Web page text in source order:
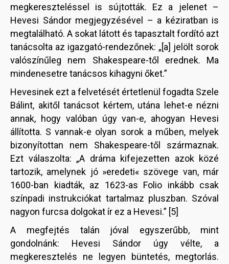
megkereszteléssel is sújtották. Ez a jelenet –
Hevesi Sándor megjegyzésével – a kéziratban is
megtalálható. A sokat látott és tapasztalt fordító azt
tanácsolta az igazgató-rendezőnek: „[a] jelölt sorok
valószínűleg nem Shakespeare-től erednek. Ma
mindenesetre tanácsos kihagyni őket.”
Hevesinek ezt a felvetését értetlenül fogadta Szele
Bálint, akitől tanácsot kértem, utána lehet-e nézni
annak, hogy valóban úgy van-e, ahogyan Hevesi
állította. S vannak-e olyan sorok a műben, melyek
bizonyítottan nem Shakespeare-től származnak.
Ezt válaszolta: „A dráma kifejezetten azok közé
tartozik, amelynek jó »eredeti« szövege van, már
1600-ban kiadták, az 1623-as Folio inkább csak
színpadi instrukciókat tartalmaz pluszban. Szóval
nagyon furcsa dolgokat ír ez a Hevesi.” [5]
A megfejtés talán jóval egyszerűbb, mint
gondolnánk: Hevesi Sándor úgy vélte, a
megkeresztelés ne legyen büntetés, megtorlás.